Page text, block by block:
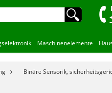
🔍︎
Maschinenelemente
Binäre Sensorik,